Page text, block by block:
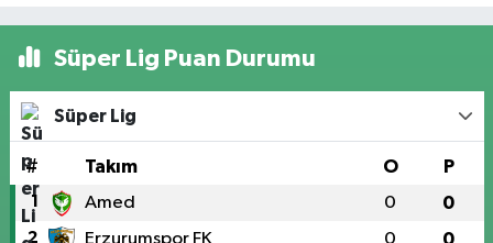
Süper Lig Puan Durumu
Süper Lig
# Takım O P
1 Amed 0 0
2 Erzurumspor FK 0 0